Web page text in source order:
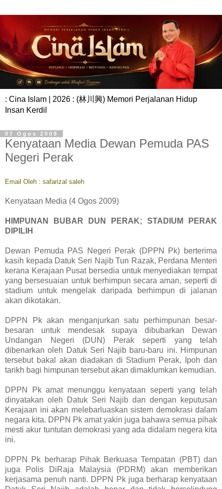
: Cina Islam | 2026 : (林川興) Memori Perjalanan Hidup
Insan Kerdil
07 Ogos 2009
Kenyataan Media Dewan Pemuda PAS
Negeri Perak
Email Oleh : safarizal saleh
Kenyataan Media (4 Ogos 2009)
HIMPUNAN BUBAR DUN PERAK; STADIUM PERAK
DIPILIH
Dewan Pemuda PAS Negeri Perak (DPPN Pk) berterima
kasih kepada Datuk Seri Najib Tun Razak, Perdana Menteri
kerana Kerajaan Pusat bersedia untuk menyediakan tempat
yang bersesuaian untuk berhimpun secara aman, seperti di
stadium untuk mengelak daripada berhimpun di jalanan
akan dikotakan.
DPPN Pk akan menganjurkan satu perhimpunan besar-
besaran untuk mendesak supaya dibubarkan Dewan
Undangan Negeri (DUN) Perak seperti yang telah
dibenarkan oleh Datuk Seri Najib baru-baru ini. Himpunan
tersebut bakal akan diadakan di Stadium Perak, Ipoh dan
tarikh bagi himpunan tersebut akan dimaklumkan kemudian.
DPPN Pk amat menunggu kenyataan seperti yang telah
dinyatakan oleh Datuk Seri Najib dan dengan keputusan
Kerajaan ini akan melebarluaskan sistem demokrasi dalam
negara kita. DPPN Pk amat yakin juga bahawa semua pihak
mesti akur tuntutan demokrasi yang ada didalam negera kita
ini.
DPPN Pk berharap Pihak Berkuasa Tempatan (PBT) dan
juga Polis DiRaja Malaysia (PDRM) akan memberikan
kerjasama penuh nanti. DPPN Pk juga berharap kenyataan